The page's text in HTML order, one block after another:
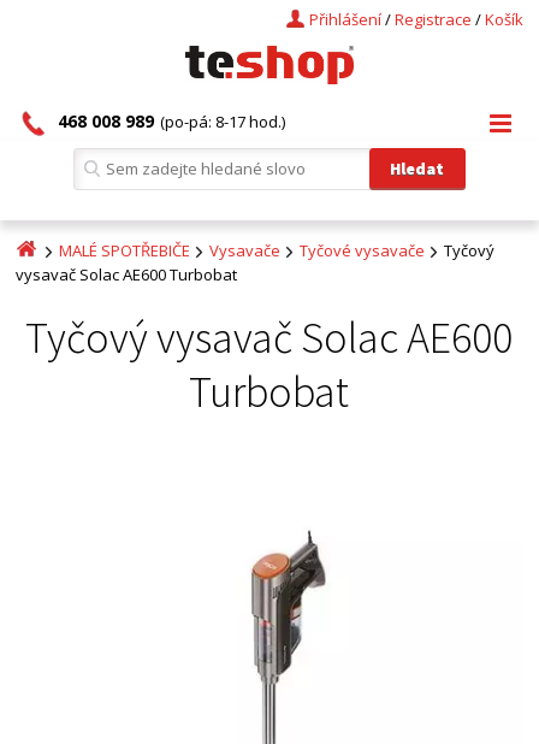
Košík
/
Registrace
/
Přihlášení
468 008 989 (po-pá: 8-17 hod.)
MALÉ SPOTŘEBIČE Vysavače Tyčové vysavače
Tyčový
vysavač Solac AE600 Turbobat
Tyčový vysavač Solac AE600
Turbobat